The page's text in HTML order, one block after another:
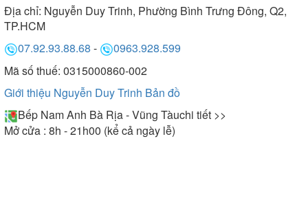
Địa chỉ: Nguyễn Duy Trinh, Phường Bình Trưng Đông, Q2,
TP.HCM
07.92.93.88.68 -
0963.928.599
Mã số thuế: 0315000860-002
Giới thiệu Nguyễn Duy Trinh Bản đồ
Bếp Nam Anh Bà Rịa - Vũng Tàuchi tiết >>
Mở cửa : 8h - 21h00 (kể cả ngày lễ)